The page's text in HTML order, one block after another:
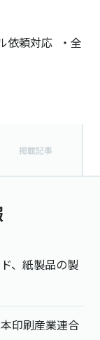
依頼対応 ・全
掲載記事
、紙製品の製
印刷産業連合